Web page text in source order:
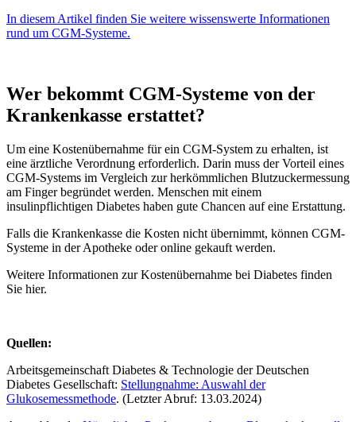
In diesem Artikel finden Sie weitere wissenswerte Informationen
rund um CGM-Systeme.
Wer bekommt CGM-Systeme von der
Krankenkasse erstattet?
Um eine Kostenübernahme für ein CGM-System zu erhalten, ist
eine ärztliche Verordnung erforderlich. Darin muss der Vorteil eines
CGM-Systems im Vergleich zur herkömmlichen Blutzuckermessung
am Finger begründet werden. Menschen mit einem
insulinpflichtigen Diabetes haben gute Chancen auf eine Erstattung.
Falls die Krankenkasse die Kosten nicht übernimmt, können CGM-
Systeme in der Apotheke oder online gekauft werden.
Weitere Informationen zur Kostenübernahme bei Diabetes finden
Sie hier.
Quellen:
Arbeitsgemeinschaft Diabetes & Technologie der Deutschen
Diabetes Gesellschaft: Stellungnahme: Auswahl der
Glukosemessmethode. (Letzter Abruf: 13.03.2024)